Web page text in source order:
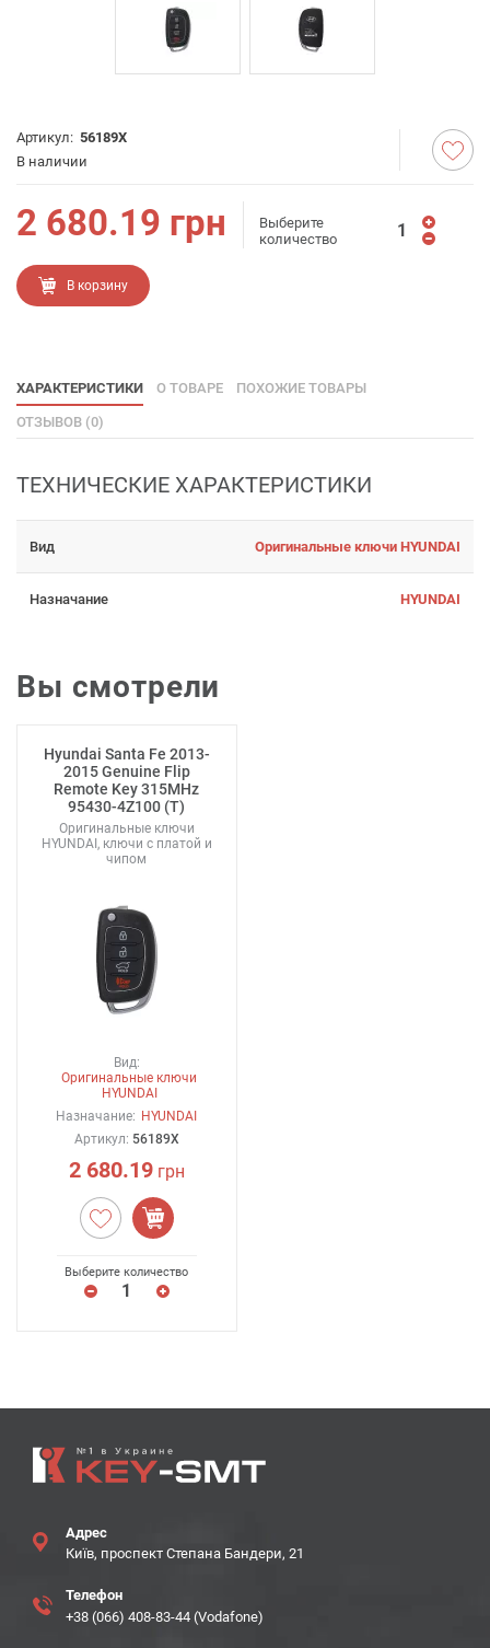
Артикул: 56189X
В наличии
2 680.19 грн
Выберите
количество
В корзину
ХАРАКТЕРИСТИКИ О ТОВАРЕ ПОХОЖИЕ ТОВАРЫ
ОТЗЫВОВ (0)
ТЕХНИЧЕСКИЕ ХАРАКТЕРИСТИКИ
Вид Оригинальные ключи HYUNDAI
Назначание HYUNDAI
Вы смотрели
Hyundai Santa Fe 2013-
2015 Genuine Flip
Remote Key 315MHz
95430-4Z100 (T)
Оригинальные ключи
HYUNDAI, ключи с платой и
чипом
Вид:
Оригинальные ключи
HYUNDAI
Назначание: HYUNDAI
Артикул: 56189X
2 680.19грн
Выберите количество
Адрес
Київ, проспект Степана Бандери, 21
Телефон
+38 (066) 408-83-44 (Vodafone)